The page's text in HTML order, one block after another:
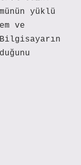
yüklü
ve